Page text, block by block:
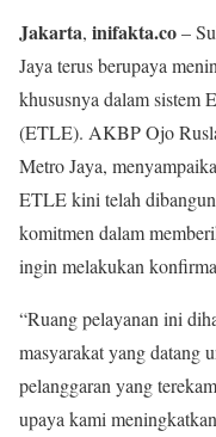
Jakarta, inifakta.co–
Jaya terus berupaya
khususnya dalam sistem
(ETLE). AKBP Ojo
Metro Jaya,
ETLE kini telah
komitmen dalam
ingin melakukan
“Ruang pelayanan ini
masyarakat yang datang
pelanggaran yang
upaya kami